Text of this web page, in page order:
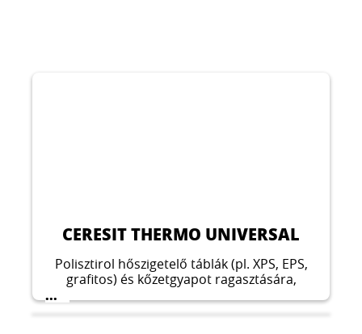
CERESIT THERMO UNIVERSAL
Polisztirol hőszigetelő táblák (pl. XPS, EPS,
grafitos) és kőzetgyapot ragasztására,
alkalmazható ragasztótapasz
...